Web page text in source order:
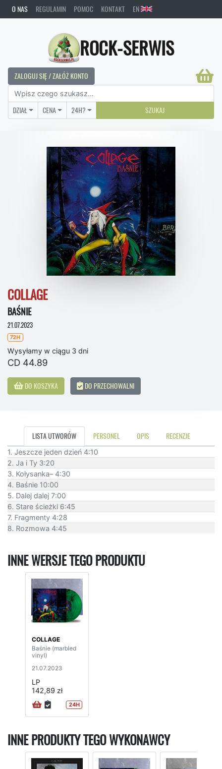
O NAS REGULAMIN POMOC KONTAKT EN
ROCK-SERWIS
ZALOGUJ SIĘ / ZAŁÓŻ KONTO
DZIAŁ CENA 24H? SZUKAJ
COLLAGE
BAŚNIE
21.07.2023
72H
Wysyłamy w ciągu 3 dni
CD 44.89
DO KOSZYKA DO PRZECHOWALNI
LISTA UTWORÓW PERSONEL OPIS RECENZJE
1. Jeszcze jeden dzień 4:10
2. Ja i Ty 3:20
3. Kołysanka– 4:30
4. Baśnie 10:00
5. Dalej dalej 7:00
6. Stare ścieżki 6:45
7. Fragmenty 4:28
8. Rozmowa 4:45
INNE WERSJE TEGO PRODUKTU
COLLAGE
Baśnie (marbled
vinyl)
21.07.2023
LP
142,89 zł
24H
INNE PRODUKTY TEGO WYKONAWCY